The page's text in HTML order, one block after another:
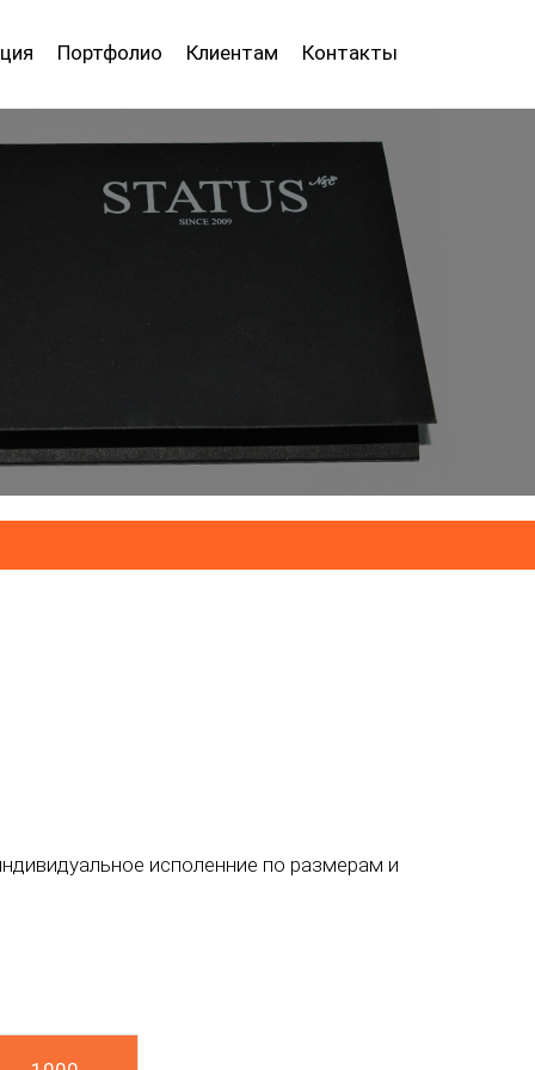
Портфолио Клиентам Контакты
исполенние по размерам и